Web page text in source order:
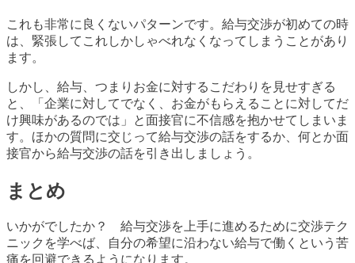
これも非常に良くないパターンです。給与交渉が初めての時
は、緊張してこれしかしゃべれなくなってしまうことがあり
ます。
しかし、給与、つまりお金に対するこだわりを見せすぎる
と、「企業に対してでなく、お金がもらえることに対してだ
け興味があるのでは」と面接官に不信感を抱かせてしまいま
す。ほかの質問に交じって給与交渉の話をするか、何とか面
接官から給与交渉の話を引き出しましょう。
まとめ
いかがでしたか？ 給与交渉を上手に進めるために交渉テク
ニックを学べば、自分の希望に沿わない給与で働くという苦
痛を回避できるようになります。